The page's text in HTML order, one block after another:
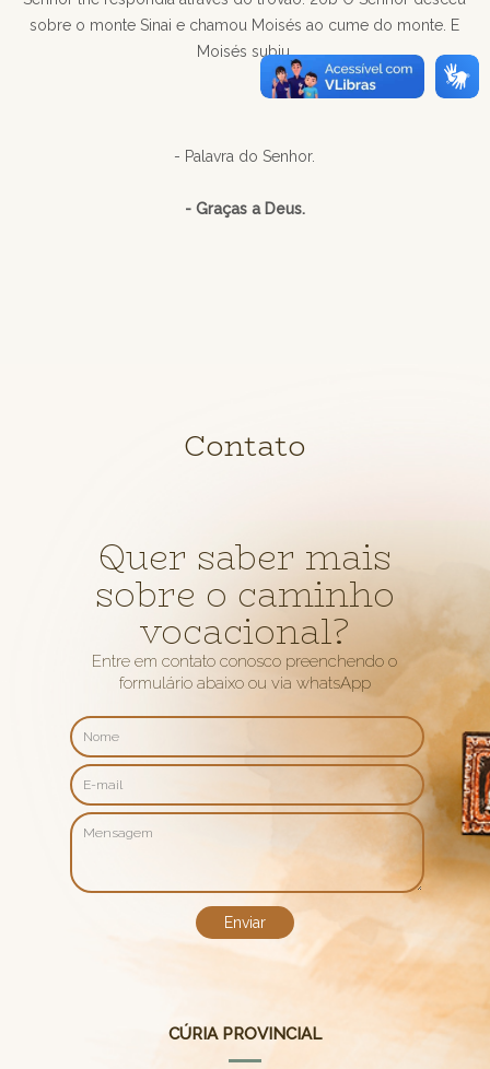
sobre o monte Sinai e chamou Moisés ao cume do monte. E
Moisés subiu.
- Palavra do Senhor.
- Graças a Deus.
Contato
Quer saber mais
sobre o caminho
vocacional?
Entre em contato conosco preenchendo o
formulário abaixo ou via whatsApp
CÚRIA PROVINCIAL